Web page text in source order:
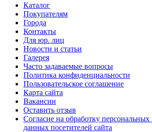
Каталог
Покупателям
Города
Контакты
Для юр. лиц
Новости и статьи
Галерея
Часто задаваемые вопросы
Политика конфиденциальности
Пользовательское соглашение
Карта сайта
Вакансии
Оставить отзыв
Согласие на обработку
данных посетителей сайта